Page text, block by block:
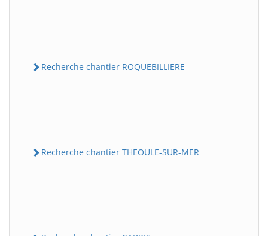
Recherche chantier ROQUEBILLIERE
Recherche chantier THEOULE-SUR-MER